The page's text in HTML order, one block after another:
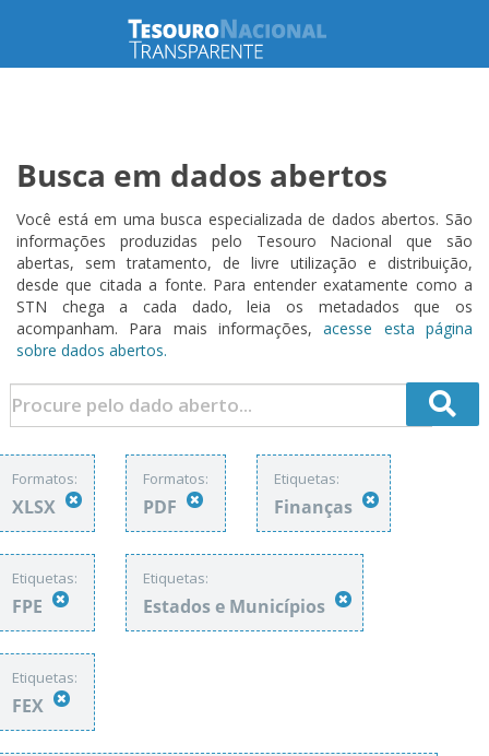
Busca em dados abertos
Você está em uma busca especializada de dados abertos. São
informações produzidas pelo Tesouro Nacional que são
abertas, sem tratamento, de livre utilização e distribuição,
desde que citada a fonte. Para entender exatamente como a
STN chega a cada dado, leia os metadados que os
acompanham. Para mais informações,acesse esta página
sobre dados abertos.
Formatos:
XLSX
Formatos:
PDF
Etiquetas:
Finanças
Etiquetas:
FPE
Etiquetas:
Estados e Municípios
Etiquetas:
FEX